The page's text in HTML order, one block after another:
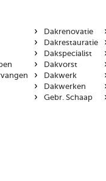
› Dakrenovatie
› Dakrestauratie
› Dakspecialist
› Dakvorst
› Dakwerk
› Dakwerken
› Gebr. Schaap